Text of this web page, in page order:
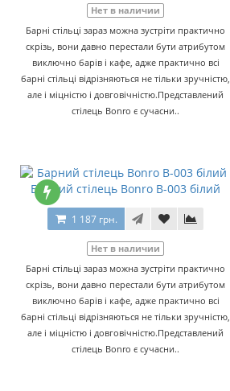
Нет в наличии
Барні стільці зараз можна зустріти практично
скрізь, вони давно перестали бути атрибутом
виключно барів і кафе, адже практично всі
барні стільці відрізняються не тільки зручністю,
але і міцністю і довговічністю.Представлений
стілець Bonro є сучасни..
Барний стілець Bonro B-003 білий
1 187 грн.
Нет в наличии
Барні стільці зараз можна зустріти практично
скрізь, вони давно перестали бути атрибутом
виключно барів і кафе, адже практично всі
барні стільці відрізняються не тільки зручністю,
але і міцністю і довговічністю.Представлений
стілець Bonro є сучасни..